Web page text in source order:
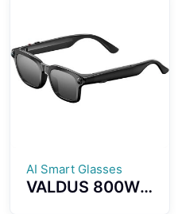
Modes Womens
Health
Reminder
Smartwatch
AI Smart Glasses
VALDUS 800W